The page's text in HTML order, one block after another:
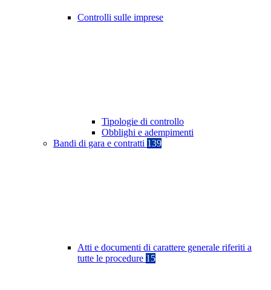
Controlli sulle imprese
Tipologie di controllo
Obblighi e adempimenti
Bandi di gara e contratti 139
Atti e documenti di carattere generale riferiti a
tutte le procedure 15